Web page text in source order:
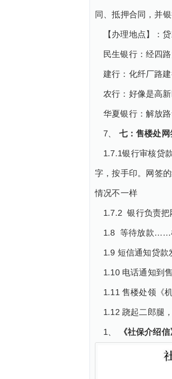
同、抵押合同，并
【办理地点】：
民生银行：经四
建行：化纤厂路
农行：好像是高
华夏银行：解放
7、 七：售楼处网
1.7.1银行审核贷
字，按手印。网签
情况不一样
1.7.2 银行负责把
1.8 等待放款……
1.9 短信通知贷款
1.10 电话通知到
1.11 售楼处领《
1.12 跷起二郎腿
1、 《社保介绍